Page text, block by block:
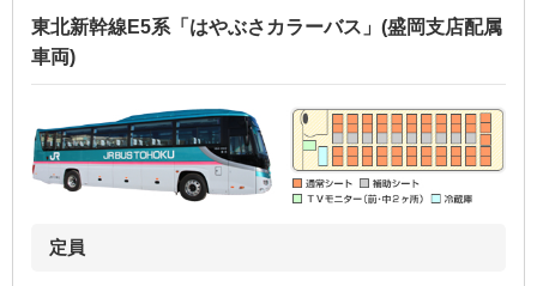
東北新幹線E5系「はやぶさカラーバス」(盛岡支店配属
車両)
定員